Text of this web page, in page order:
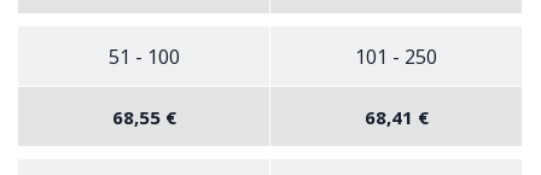
51 - 100
68,55 €
101 - 250
68,41 €